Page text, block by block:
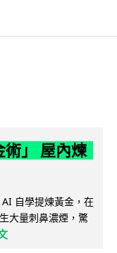
術」 屋內煉
自學提煉黃金，在
大量刺鼻濃煙，驚